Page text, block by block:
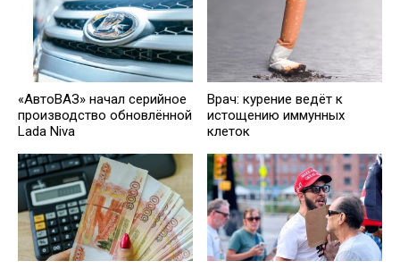
«АвтоВАЗ» начал серийное
производство обновлённой
Lada Niva
Врач: курение ведёт к
истощению иммунных
клеток